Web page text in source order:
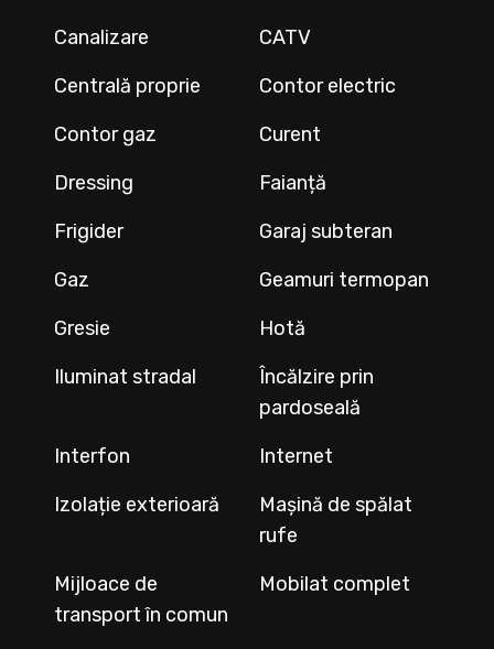
Canalizare
CATV
Centrală proprie
Contor electric
Contor gaz
Curent
Dressing
Faianță
Frigider
Garaj subteran
Gaz
Geamuri termopan
Gresie
Hotă
Iluminat stradal
Încălzire prin
pardoseală
Interfon
Internet
Izolație exterioară
Mașină de spălat
rufe
Mijloace de
transport în comun
Mobilat complet